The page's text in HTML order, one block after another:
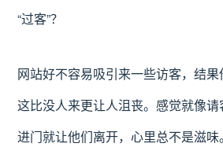
“过客”？
网站好不容易吸引来一些访客，结果
这比没人来更让人沮丧。感觉就像
进门就让他们离开，心里总不是滋